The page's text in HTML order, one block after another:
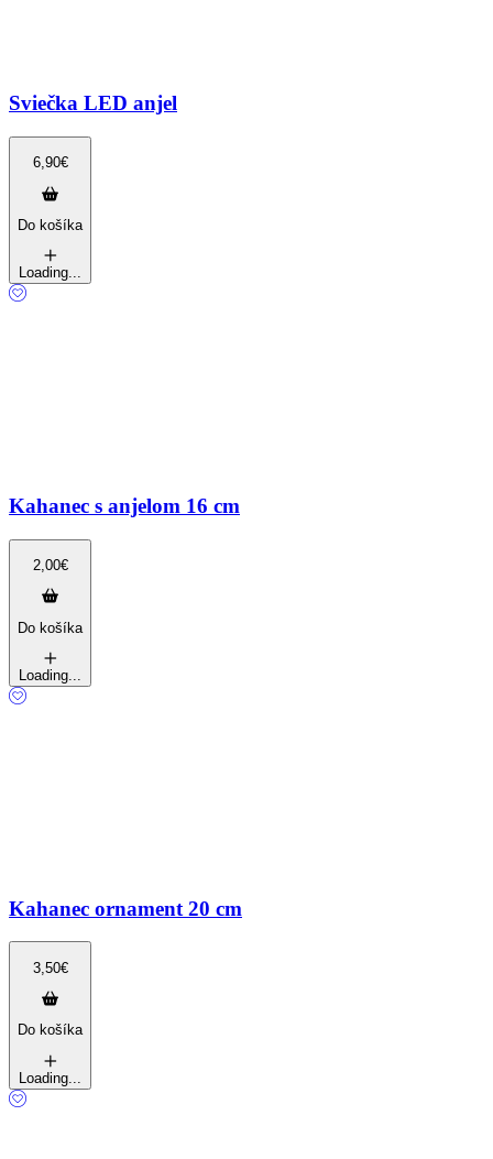
Sviečka LED anjel
6,90€
Do košíka
Loading...
Kahanec s anjelom 16 cm
2,00€
Do košíka
Loading...
Kahanec ornament 20 cm
3,50€
Do košíka
Loading...